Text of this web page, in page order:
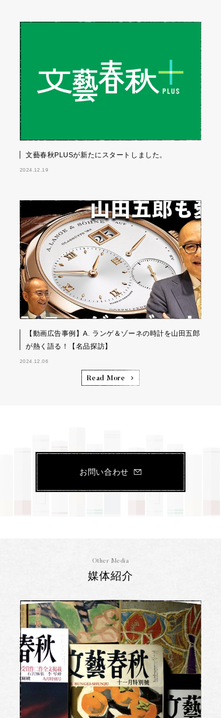
文藝春秋PLUSが新たにスタートしました。
2024.12.19
【動画広告事例】A. ランゲ＆ゾーネの時計を山田五郎
が熱く語る！【名品探訪】
2024.12.06
Read More
お問い合わせ
Other Media
媒体紹介